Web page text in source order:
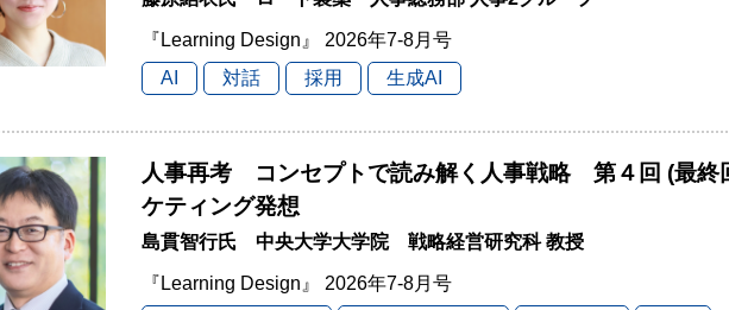
『Learning Design』 2026年7-8月号
AI
対話 採用 生成AI
人事再考 コンセプトで読み解く人事戦略 第４回 (最
ケティング発想
島貫智行氏 中央大学大学院 戦略経営研究科 教授
『Learning Design』 2026年7-8月号